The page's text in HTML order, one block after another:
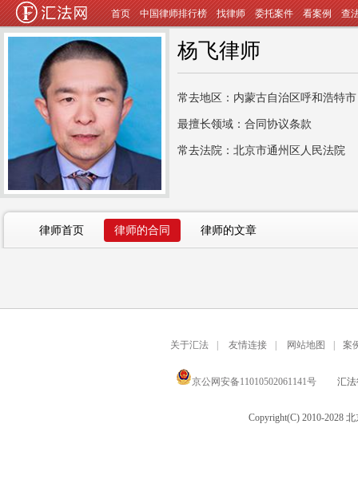
首页 中国律师排行榜 找律师 委托案件 看案例 查
杨飞律师
常去地区：内蒙古自治区呼和浩特市
最擅长领域：合同协议条款
常去法院：北京市通州区人民法院
律师首页 律师的合同 律师的文章
关于汇法 友情连接 网站地图 案
京公网安备11010502061141号 汇法
Copyright(C) 2010-2028